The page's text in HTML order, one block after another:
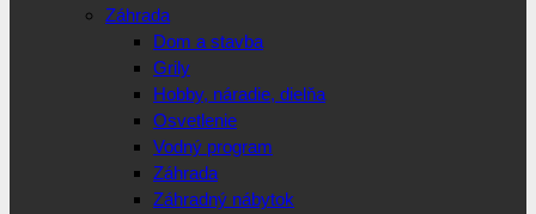
Záhrada
Dom a stavba
Grily
Hobby, náradie, dielňa
Osvetlenie
Vodný program
Záhrada
Záhradný nábytok